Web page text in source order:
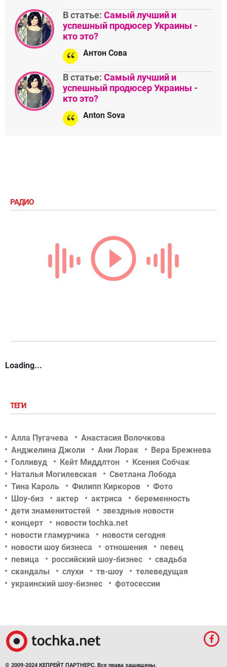
В статье: Самый лучший и
успешный продюсер Украины -
кто это?
Антон Сова
В статье: Самый лучший и
успешный продюсер Украины -
кто это?
Anton Sova
РАДИО
Loading...
ТЕГИ
Алла Пугачева
Анастасия Волочкова
Анджелина Джоли
Ани Лорак
Вера Брежнева
Голливуд
Кейт Миддлтон
Ксения Собчак
Наталья Могилевская
Светлана Лобода
Тина Кароль
Филипп Киркоров
Фото
Шоу-биз
актер актриса
беременность
дети знаменитостей
звездные новости
концерт
новости tochka.net
новости гламурчика
новости сегодня
новости шоу бизнеса
отношения
певец
певица
российский шоу-бизнес
свадьба
скандалы
слухи тв-шоу
телеведущая
украинский шоу-бизнес
фотосессии
© 2009-2024 КЕПРЕЙТ ПАРТНЕРС. Все права защищены.